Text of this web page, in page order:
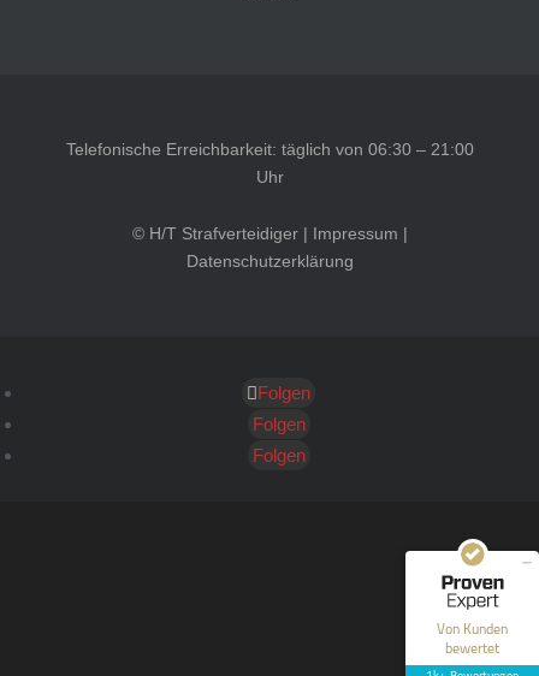
Telefonische Erreichbarkeit: täglich von 06:30 – 21:00
Uhr
© H/T Strafverteidiger | Impressum |
Datenschutzerklärung
Folgen
Folgen
Folgen
Von Kunden
bewertet
Kundenbewertungen und Erfahrungen zu
SEHR GUT
40
Bewertungen auf
ProvenExpert.com